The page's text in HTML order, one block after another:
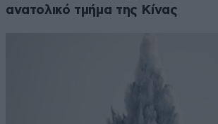
ανατολικό τμήμα της Κίνας